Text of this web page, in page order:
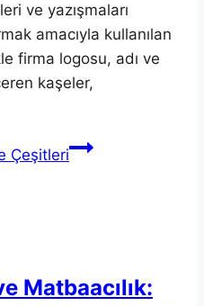
ve yazışmaları
amacıyla kullanılan
firma logosu, adı ve
kaşeler,
Çeşitleri
Matbaacılık: